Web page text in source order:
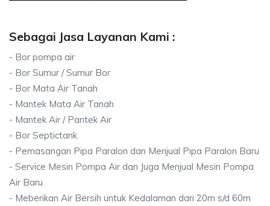
Sebagai Jasa Layanan Kami :
- Bor pompa air
- Bor Sumur / Sumur Bor
- Bor Mata Air Tanah
- Mantek Mata Air Tanah
- Mantek Air / Pantek Air
- Bor Septictank
- Pemasangan Pipa Paralon dan Menjual Pipa Paralon Baru
- Service Mesin Pompa Air dan Juga Menjual Mesin Pompa
Air Baru
- Meberikan Air Bersih untuk Kedalaman dari 20m s/d 60m